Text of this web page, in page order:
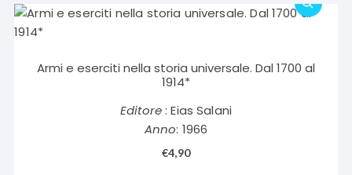
Armi e eserciti nella storia universale. Dal 1700 al
1914*
Editore: Eias Salani
Anno: 1966
€4,90